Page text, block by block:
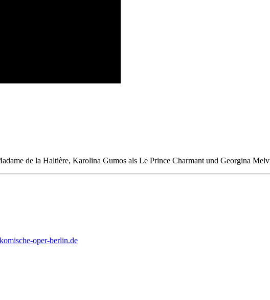
de la Haltière, Karolina Gumos als Le Prince Charmant und Georgina
oper-berlin.de